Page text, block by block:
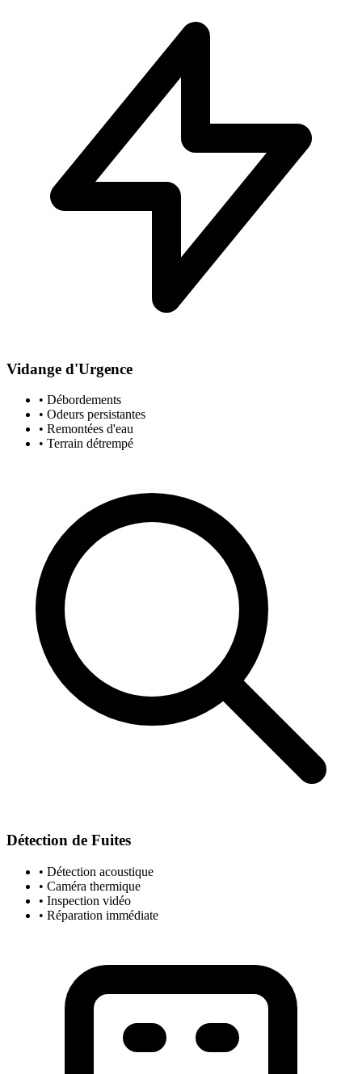
Vidange d'Urgence
• Débordements
• Odeurs persistantes
• Remontées d'eau
• Terrain détrempé
Détection de Fuites
• Détection acoustique
• Caméra thermique
• Inspection vidéo
• Réparation immédiate